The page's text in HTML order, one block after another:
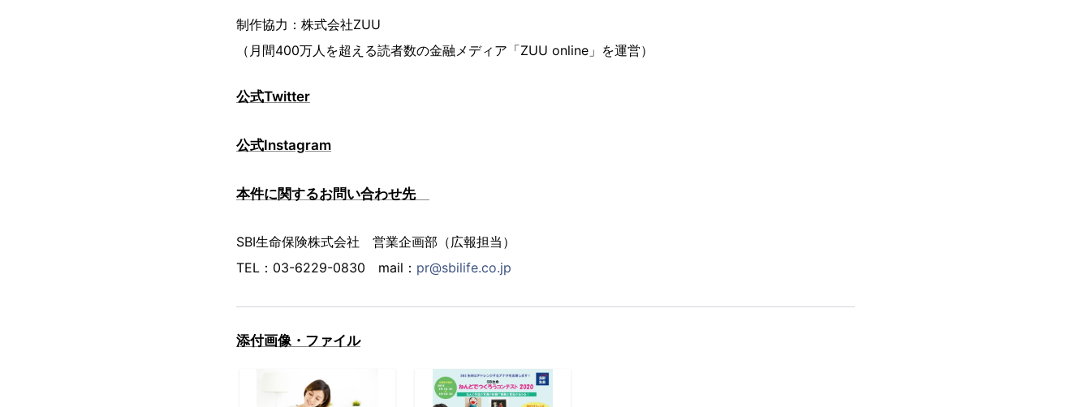
制作協力：株式会社ZUU
（月間400万人を超える読者数の金融メディア「ZUU online」を運営）
公式Twitter
公式Instagram
本件に関するお問い合わせ先
SBI生命保険株式会社 営業企画部（広報担当）
TEL：03-6229-0830 mail： pr@sbilife.co.jp
添付画像・ファイル